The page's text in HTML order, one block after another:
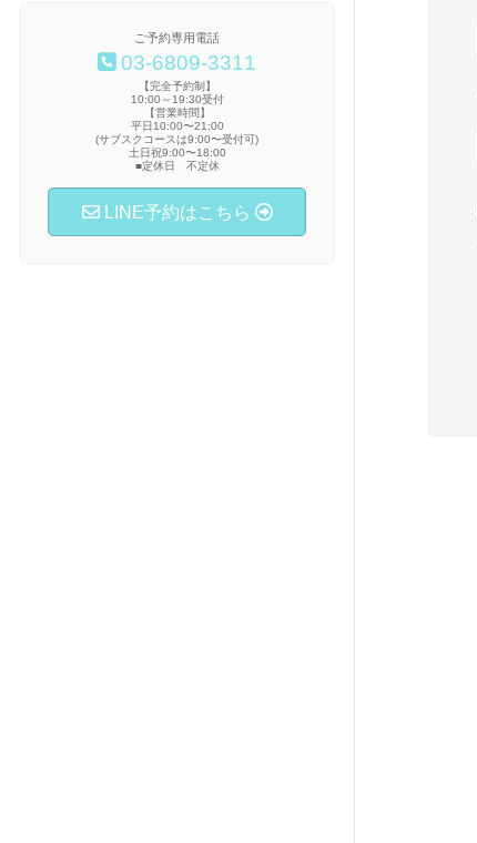
ご予約専用電話
03-6809-3311
【完全予約制】
10:00～19:30受付
【営業時間】
平日10:00〜21:00
(サブスクコースは9:00〜受付可)
土日祝9:00〜18:00
■定休日 不定休
LINE予約はこちら